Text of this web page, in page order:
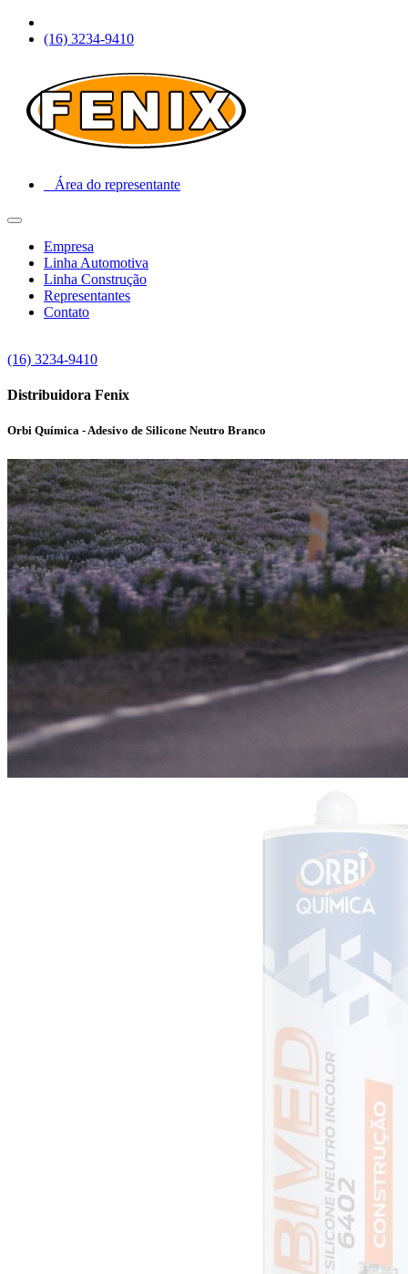
(16) 3234-9410
Área do representante
Empresa
Linha Automotiva
Linha Construção
Representantes
Contato
(16) 3234-9410
Distribuidora Fenix
Orbi Química - Adesivo de Silicone Neutro Branco